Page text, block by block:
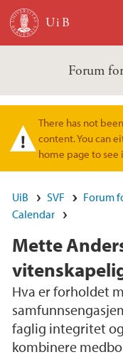
Skip to main content
Forum
Warning
There has not
content. You can
home page to
UiB SVF
Forum
Calendar
Mette
Hva er forholdet
faglig integritet
kombinere